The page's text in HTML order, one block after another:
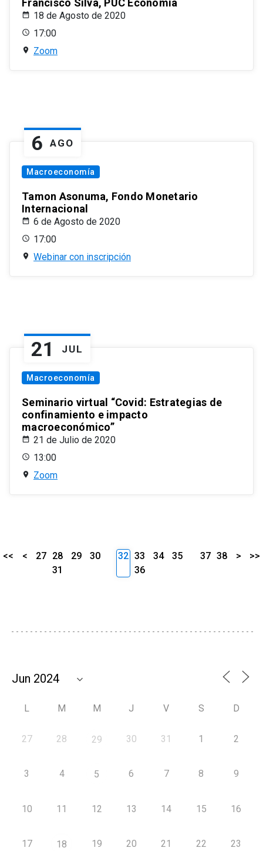
Francisco Silva, PUC Economía
18 de Agosto de 2020
17:00
Zoom
6 AGO
Macroeconomía
Tamon Asonuma, Fondo Monetario
Internacional
6 de Agosto de 2020
17:00
Webinar con inscripción
21 JUL
Macroeconomía
Seminario virtual “Covid: Estrategias de
confinamiento e impacto
macroeconómico”
21 de Julio de 2020
13:00
Zoom
<< < 27 28 29
30
31
32 33 34
35
36
37 38 > >>
L M M J V S D
27 28 29 30 31 1 2
3 4 5 6 7 8 9
10 11 12 13 14 15 16
17 18 19 20 21 22 23